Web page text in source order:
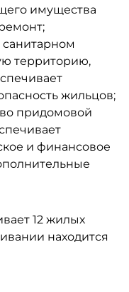
имущества
территорию,
жильцов;
придомовой
и финансовое
12 жилых
находится